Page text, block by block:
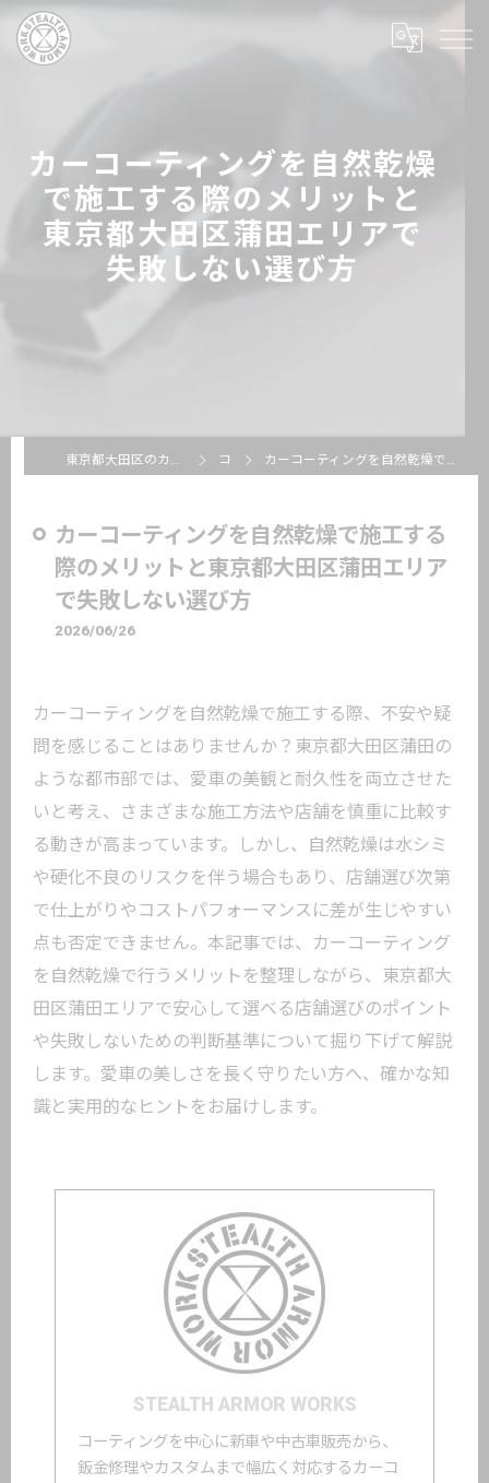
カーコーティングを自然乾燥
で施工する際のメリットと
東京都大田区蒲田エリアで
失敗しない選び方
東京都大田区のカーコーティングならSTEALTH ARMOR WORKS コラム カーコーティングを自然乾燥で施工する際のメリットと東京都大田区蒲田エリアで失敗しない選び方
カーコーティングを自然乾燥で施工する
際のメリットと東京都大田区蒲田エリア
で失敗しない選び方
2026/06/26
カーコーティングを自然乾燥で施工する際、不安や疑
問を感じることはありませんか？東京都大田区蒲田の
ような都市部では、愛車の美観と耐久性を両立させた
いと考え、さまざまな施工方法や店舗を慎重に比較す
る動きが高まっています。しかし、自然乾燥は水シミ
や硬化不良のリスクを伴う場合もあり、店舗選び次第
で仕上がりやコストパフォーマンスに差が生じやすい
点も否定できません。本記事では、カーコーティング
を自然乾燥で行うメリットを整理しながら、東京都大
田区蒲田エリアで安心して選べる店舗選びのポイント
や失敗しないための判断基準について掘り下げて解説
します。愛車の美しさを長く守りたい方へ、確かな知
識と実用的なヒントをお届けします。
STEALTH ARMOR WORKS
コーティングを中心に新車や中古車販売から、
鈑金修理やカスタムまで幅広く対応するカーコ